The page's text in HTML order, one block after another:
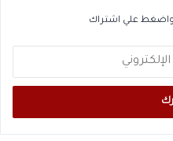
واضغط علي اشتراك